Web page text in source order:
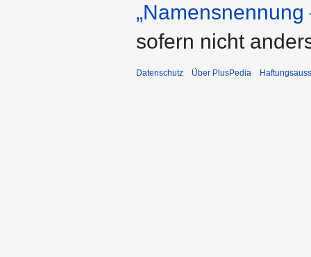
sofern nicht
Datenschutz Über PlusPedia